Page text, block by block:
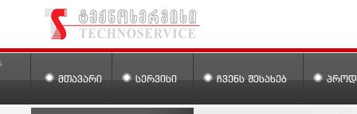
ᲛᲗᲐᲕᲐᲠᲘ ᲡᲔᲠᲕᲘᲡᲘ ᲩᲕᲔᲜᲡ ᲨᲔᲡᲐᲮᲔᲑ